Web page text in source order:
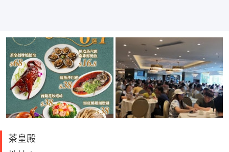
茶皇殿